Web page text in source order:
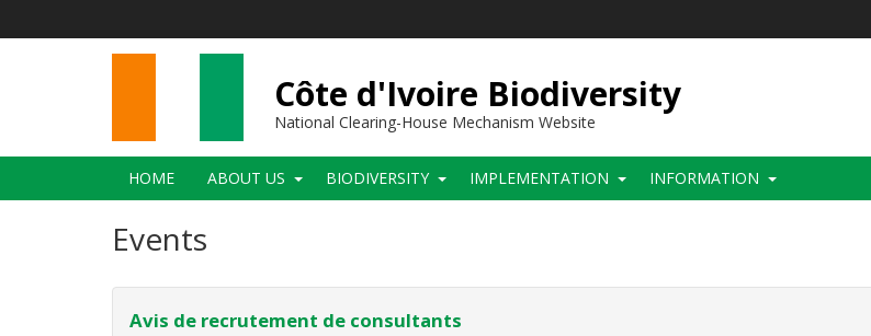
Côte d'Ivoire Biodiversity
National Clearing-House Mechanism Website
Main
navigation
HOME ABOUT US BIODIVERSITY IMPLEMENTATION INFORMATION
Events
Avis de recrutement de consultants